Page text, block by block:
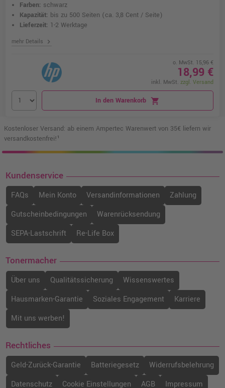
Farben: schwarz
Kapazität: bis zu 500 Seiten (ca. 3,8 Cent / Seite)
Lieferzeit: 1-2 Werktage
mehr Details chevron_right
o. MwSt. 15,96 €
18,99 €
inkl. MwSt. zzgl. Versand
In den Warenkorb shopping_cart
Kostenloser Versand: ab einem Ampertec Warenwert von 35€ liefern wir
versandkostenfrei!¹
Kundenservice
FAQs Mein Konto Versandinformationen
Zahlung
Gutscheinbedingungen
Warenrücksendung
SEPA-Lastschrift
Re-Life Box
Tonermacher
Über uns Qualitätssicherung
Wissenswertes
Hausmarken-Garantie
Soziales Engagement
Karriere
Mit uns werben!
Rechtliches
Geld-Zurück-Garantie Batteriegesetz
Widerrufsbelehrung
Datenschutz
Cookie Einstellungen AGB Impressum